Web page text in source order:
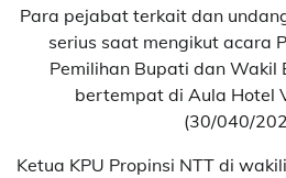
Para pejabat terkait dan
serius saat mengikut acara
Pemilihan Bupati dan Wakil
bertempat di Aula Hotel
(30/040/
Ketua KPU Propinsi NTT di